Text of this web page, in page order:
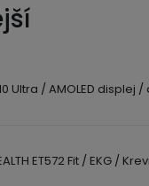
Ultra / AMOLED
ET572 Fit / EKG /